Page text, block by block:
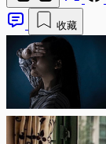
收藏